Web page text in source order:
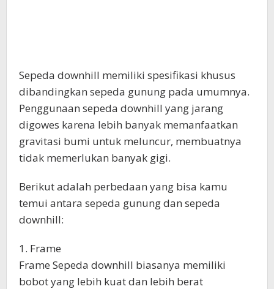
Sepeda downhill memiliki spesifikasi khusus
dibandingkan sepeda gunung pada umumnya.
Penggunaan sepeda downhill yang jarang
digowes karena lebih banyak memanfaatkan
gravitasi bumi untuk meluncur, membuatnya
tidak memerlukan banyak gigi.
Berikut adalah perbedaan yang bisa kamu
temui antara sepeda gunung dan sepeda
downhill:
1. Frame
Frame Sepeda downhill biasanya memiliki
bobot yang lebih kuat dan lebih berat